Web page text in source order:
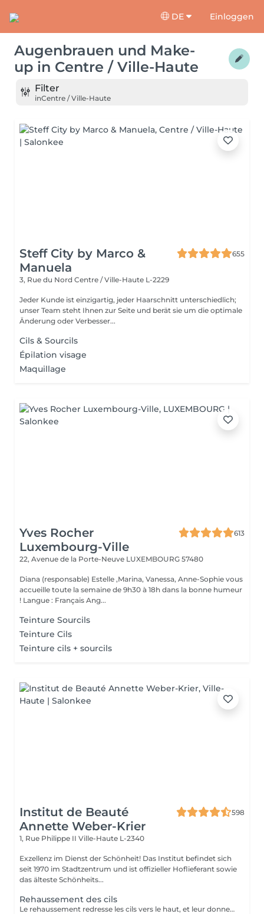
DE Einloggen
Augenbrauen und Make-
up in Centre / Ville-Haute
Filter
inCentre / Ville-Haute
Steff City by Marco &
Manuela
655
3, Rue du Nord Centre / Ville-Haute L-2229
Jeder Kunde ist einzigartig, jeder Haarschnitt unterschiedlich;
unser Team steht Ihnen zur Seite und berät sie um die optimale
Änderung oder Verbesser...
Cils & Sourcils
Épilation visage
Maquillage
Yves Rocher
Luxembourg-Ville
613
22, Avenue de la Porte-Neuve LUXEMBOURG 57480
Diana (responsable) Estelle ,Marina, Vanessa, Anne-Sophie vous
accueille toute la semaine de 9h30 à 18h dans la bonne humeur
! Langue : Français Ang...
Teinture Sourcils
Teinture Cils
Teinture cils + sourcils
Institut de Beauté
Annette Weber-Krier
598
1, Rue Philippe II Ville-Haute L-2340
Exzellenz im Dienst der Schönheit! Das Institut befindet sich
seit 1970 im Stadtzentrum und ist offizieller Hoflieferant sowie
das älteste Schönheits...
Rehaussement des cils
Le rehaussement redresse les cils vers le haut, et leur donne une superbe courbure, de la longueur, de la hauteur et du volume : vos cils paraissent plus longs et plus denses. Pour toutes celles qui veulent avoir un regard intense et des cils plus longs c'est une technique qui rallonge vos propres cils sans avoir recours aux extensions de cils. Elle peut être complémentaire à l'application d'extensions de cils, afin de faciliter leur application lorsque vos cils sont trop droits ou trop recourbés : Une beauté en un clin d'oeil ! Le soin ne dure que 45 minutes et n'est pas inconfortable : son effet recourbant dure entre 8 et 12 semaines, ce qui correspond au cycle naturel des cils. Tout de suite après le rehaussement, nous vous proposons soit une teinture des cils, pour intensifier la couleur de vos cils, soit un soin à la kératine, un traitement unique pour nourrir, épaissir et hydrater vos cils naturels ,soit l'application d'un mascara semi-permanent afin d'en améliorer encore l'aspect ' maquillé ' ( tenue 3-4 semaines). Vous avez la possibilité de faire tous ces soins en un même séance :))